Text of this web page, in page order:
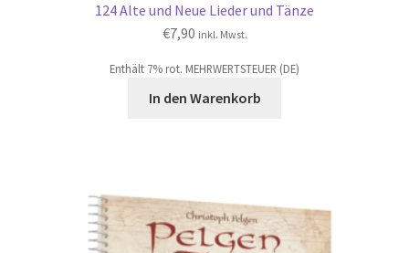
124 Alte und Neue Lieder und Tänze
€7,90 inkl. Mwst.
Enthält 7% rot. MEHRWERTSTEUER (DE)
In den Warenkorb